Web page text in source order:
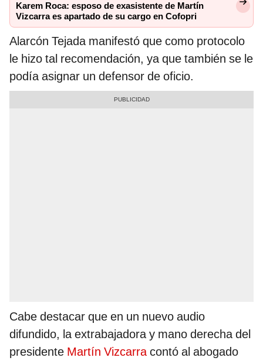
Karem Roca: esposo de exasistente de Martín
Vizcarra es apartado de su cargo en Cofopri
Alarcón Tejada manifestó que como protocolo
le hizo tal recomendación, ya que también se le
podía asignar un defensor de oficio.
Cabe destacar que en un nuevo audio
difundido, la extrabajadora y mano derecha del
presidente Martín Vizcarracontó al abogado